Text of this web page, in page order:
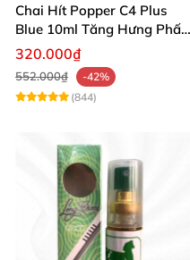
Chai Hít Popper C4 Plus
Blue 10ml Tăng Hưng Phấn
Mạnh Mẽ
320.000₫
552.000₫
-42%
(844)